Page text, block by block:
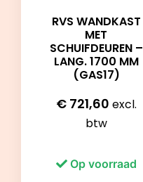
RVS WANDKAST
MET
SCHUIFDEUREN –
LANG. 1700 MM
(GAS17)
€721,60 excl.
btw
Op voorraad